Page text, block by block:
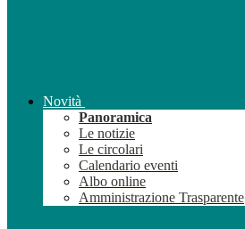
Novità
Panoramica
Le notizie
Le circolari
Calendario eventi
Albo online
Amministrazione Trasparente